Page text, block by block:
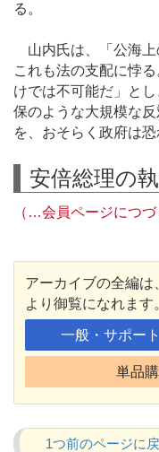
る。
山内氏は、「公海上
これも法の支配に悖
けでは不可能だ」と
保のような大規模な
を、おそらく政府は
安倍総理の
（…会員ページにつづ
アーカイブの全編は
より御覧になれます
一般・サポート
単品
1つ前のページに